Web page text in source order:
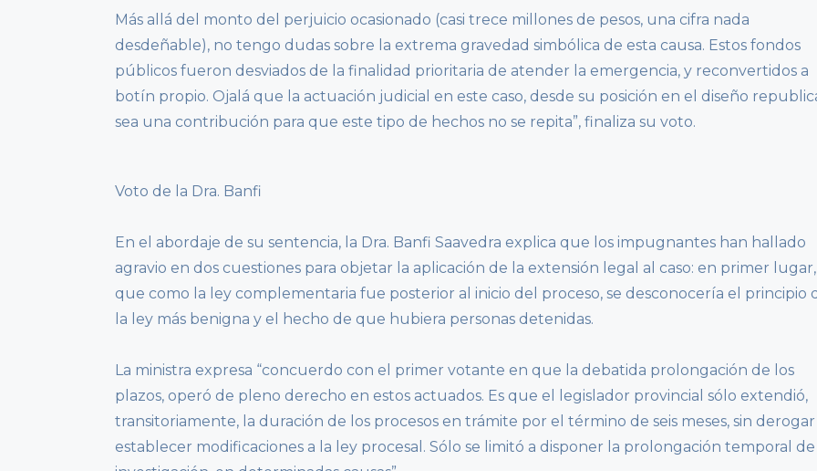
Más allá del monto del perjuicio ocasionado (casi trece millones de pesos, una cifra nada
desdeñable), no tengo dudas sobre la extrema gravedad simbólica de esta causa. Estos fondos
públicos fueron desviados de la finalidad prioritaria de atender la emergencia, y reconvertidos a
botín propio. Ojalá que la actuación judicial en este caso, desde su posición en el diseño
sea una contribución para que este tipo de hechos no se repita”, finaliza su voto.
Voto de la Dra. Banfi
En el abordaje de su sentencia, la Dra. Banfi Saavedra explica que los impugnantes han hallado
agravio en dos cuestiones para objetar la aplicación de la extensión legal al caso: en primer lugar,
que como la ley complementaria fue posterior al inicio del proceso, se desconocería el principio
la ley más benigna y el hecho de que hubiera personas detenidas.
La ministra expresa “concuerdo con el primer votante en que la debatida prolongación de los
plazos, operó de pleno derecho en estos actuados. Es que el legislador provincial sólo extendió,
transitoriamente, la duración de los procesos en trámite por el término de seis meses, sin
establecer modificaciones a la ley procesal. Sólo se limitó a disponer la prolongación temporal